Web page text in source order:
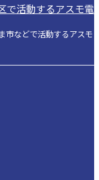
で活動するアスモ
などで活動するアスモ